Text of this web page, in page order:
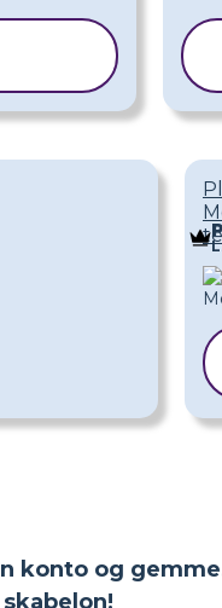
konto og